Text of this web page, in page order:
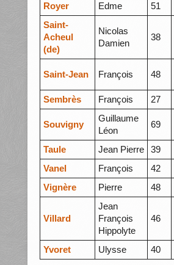
Royer Edme 51
Saint-
Acheul
(de)
Nicolas
Damien
38
Saint-Jean François 48
Sembrès François 27
Souvigny
Guillaume
Léon
69
Taule Jean Pierre 39
Vanel
François 42
Vignère
Pierre 48
Villard
Jean
François
Hippolyte
46
Yvoret Ulysse 40